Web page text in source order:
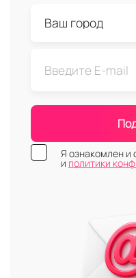
Я ознакомлен и
и политики